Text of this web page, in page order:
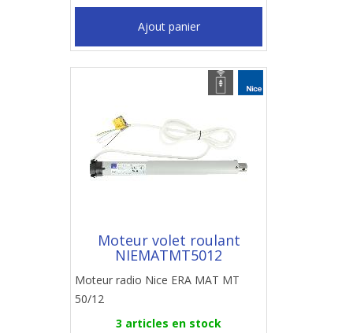
Ajout panier
Moteur volet roulant
NIEMATMT5012
Moteur radio Nice ERA MAT MT
50/12
3 articles en stock